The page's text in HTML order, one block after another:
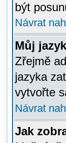
být
Návrat
Můj
Zřejmě
jazyka
vytvořte
Návrat
Jak